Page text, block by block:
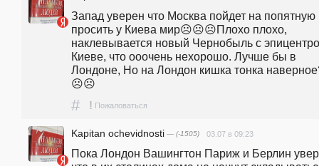
Запад уверен что Москва пойдет на попятную
просить у Киева мир☹️☹️☹️Плохо плохо,
наклевывается новый Чернобыль с
Киеве, что ооочень нехорошо. Лучше бы в
Лондоне, Но на Лондон кишка тонка
☹️☹️
# ! Пожаловаться
Kapitan ochevidnosti — (-1505) 03.07 в 09:23
Пока Лондон Вашингтон Париж и Берлин